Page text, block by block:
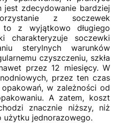
jest zdecydowanie bardziej
z soczewek
to z wyjątkowo długiego
charakteryzuje soczewki
sterylnych warunków
czyszczeniu, szkła
przez 12 miesięcy. W
przez ten czas
w zależności od
A zatem, koszt
znacznie niższy, niż
użytku jednorazowego.